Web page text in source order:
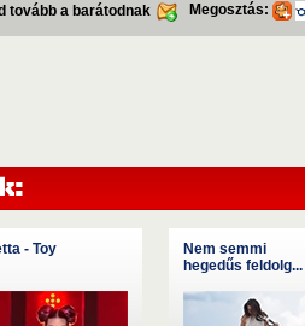
tovább a barátodnak Megosztás:
- Toy
Nem semmi
hegedűs feldolg...